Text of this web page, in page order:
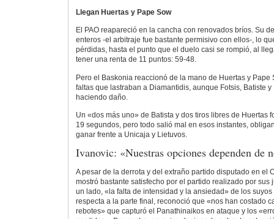
Llegan Huertas y Pape Sow
El PAO reapareció en la cancha con renovados bríos. Su
enteros -el arbitraje fue bastante permisivo con ellos-, lo
pérdidas, hasta el punto que el duelo casi se rompió, al
tener una renta de 11 puntos: 59-48.
Pero el Baskonia reaccionó de la mano de Huertas y Pape
faltas que lastraban a Diamantidis, aunque Fotsis, Batiste
haciendo daño.
Un «dos más uno» de Batista y dos tiros libres de Huertas
19 segundos, pero todo salió mal en esos instantes,
ganar frente a Unicaja y Lietuvos.
Ivanovic: «Nuestras opciones dependen de
A pesar de la derrota y del extraño partido disputado en el
mostró bastante satisfecho por el partido realizado por sus
un lado, «la falta de intensidad y la ansiedad» de los
respecta a la parte final, reconoció que «nos han costado
rebotes» que capturó el Panathinaikos en ataque y los